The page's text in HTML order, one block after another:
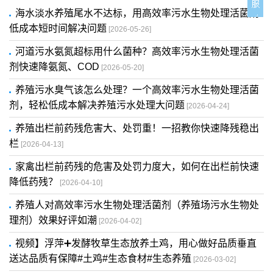
g
a
i
o
海水淡水养殖尾水不达标，用高效率污水生物处理活菌剂
低成本短时间解决问题 [2026-05-26]
河道污水氨氮超标用什么菌种？高效率污水生物处理活菌
剂快速降氨氮、COD [2026-05-20]
养殖污水臭气该怎么处理？一个高效率污水生物处理活菌
剂，轻松低成本解决养殖污水处理大问题 [2026-04-24]
养殖出栏前药残危害大、处罚重！一招教你快速降残稳出
栏 [2026-04-13]
家禽出栏前药残的危害及处罚力度大，如何在出栏前快速
降低药残？
[2026-04-10]
养殖人对高效率污水生物处理活菌剂（养殖场污水生物处
理剂）效果好评如潮 [2026-04-02]
视频】浮萍➕发酵牧草生态放养土鸡，用心做好品质垂直
送达品质有保障#土鸡#生态食材#生态养殖 [2026-03-02]